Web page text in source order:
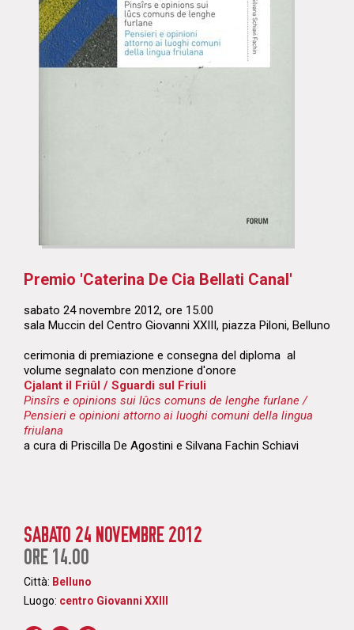
Premio 'Caterina De Cia Bellati Canal'
sabato 24 novembre 2012, ore 15.00
sala Muccin del Centro Giovanni XXIII, piazza Piloni, Belluno
cerimonia di premiazione e consegna del diploma al
volume segnalato con menzione d'onore
Cjalant il Friûl / Sguardi sul Friuli
Pinsîrs e opinions sui lûcs comuns de lenghe furlane /
Pensieri e opinioni attorno ai luoghi comuni della lingua
friulana
a cura di Priscilla De Agostini e Silvana Fachin Schiavi
SABATO 24 NOVEMBRE 2012
ORE 14.00
Città: Belluno
Luogo: centro Giovanni XXIII